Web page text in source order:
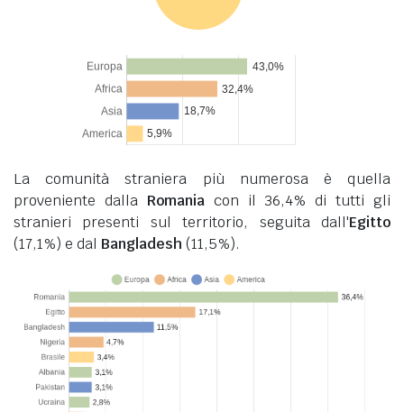
La comunità straniera più numerosa è quella
proveniente dalla Romaniacon il 36,4% di tutti gli
stranieri presenti sul territorio, seguita dall'Egitto
(17,1%) e dal Bangladesh (11,5%).